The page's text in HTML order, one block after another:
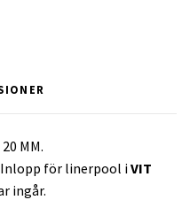
MM.
Inlopp för linerpool iVIT
ingår.